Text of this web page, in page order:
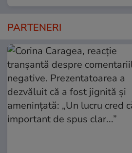
PARTENERI